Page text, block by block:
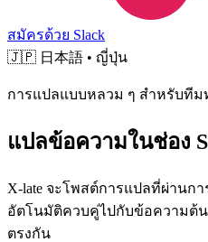
สมัครด้วย Slack
🇯🇵 日本語 • ญี่ปุ่น
การแปลแบบหลวม ๆ สำหรับทีม
แปลข้อความในช่อง
X-late จะโพสต์การแปลที่ผ่านก
อัตโนมัติควบคู่ไปกับข้อความต้
ตรงกัน